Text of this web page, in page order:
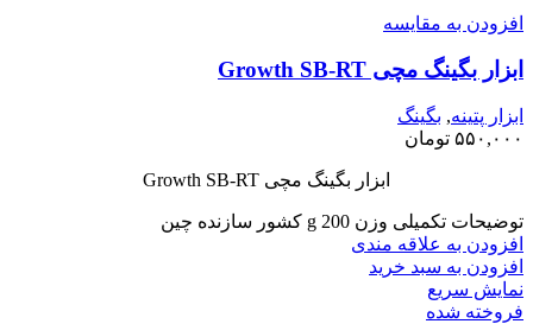
افزودن به مقایسه
ابزار بگینگ مچی Growth SB-RT
ابزار پتینه, بگینگ
۵۵۰,۰۰۰ تومان
ابزار بگینگ مچی Growth SB-RT
توضیحات تکمیلی وزن 200 g کشور سازنده چین
افزودن به علاقه مندی
افزودن به سبد خرید
نمایش سریع
فروخته شده